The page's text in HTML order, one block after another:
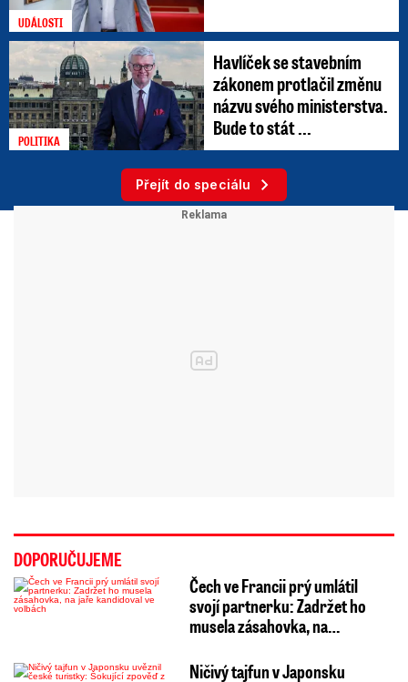
UDÁLOSTI
POLITIKA
Havlíček se stavebním
zákonem protlačil změnu
názvu svého ministerstva.
Bude to stát ...
Přejít do speciálu
DOPORUČUJEME
Čech ve Francii prý umlátil
svojí partnerku: Zadržet ho
musela zásahovka, na…
Ničivý tajfun v Japonsku